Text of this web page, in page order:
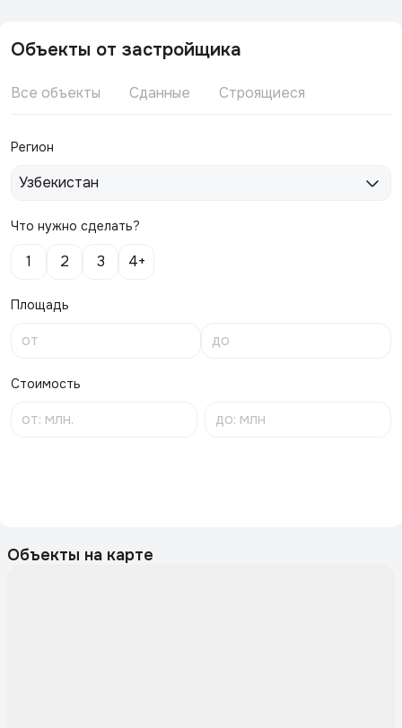
Объекты от застройщика
Все объекты Сданные Строящиеся
Регион
Узбекистан
Что нужно сделать?
1 2 3 4+
Площадь
Стоимость
Объекты на карте